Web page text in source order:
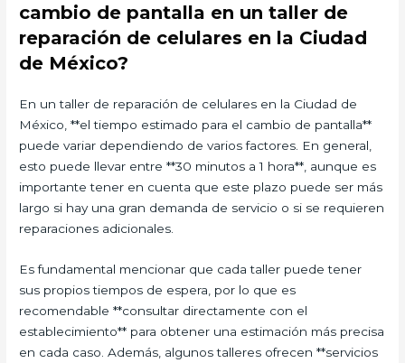
cambio de pantalla en un taller de
reparación de celulares en la Ciudad
de México?
En un taller de reparación de celulares en la Ciudad de
México, **el tiempo estimado para el cambio de pantalla**
puede variar dependiendo de varios factores. En general,
esto puede llevar entre **30 minutos a 1 hora**, aunque es
importante tener en cuenta que este plazo puede ser más
largo si hay una gran demanda de servicio o si se requieren
reparaciones adicionales.
Es fundamental mencionar que cada taller puede tener
sus propios tiempos de espera, por lo que es
recomendable **consultar directamente con el
establecimiento** para obtener una estimación más precisa
en cada caso. Además, algunos talleres ofrecen **servicios